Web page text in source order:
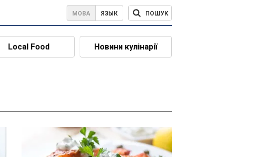
МОВА ЯЗЫК ПОШУК
Local Food Новини кулінарії